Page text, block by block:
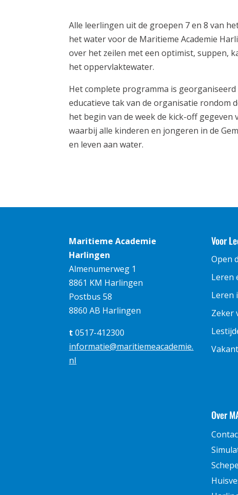
Alle leerlingen uit de groepen 7 en 8 van
het water voor de Maritieme Academie
over het zeilen met een optimist, suppen,
het oppervlaktewater.
Het complete programma is
educatieve tak van de organisatie rondom
het begin van de week de kick-off
waarbij alle kinderen en jongeren in de
en leven aan water.
Maritieme Academie
Harlingen
Almenumerweg 1
8861 KM Harlingen
Postbus 58
8860 AB Harlingen
t 0517-412300
informatie@maritiemeacademie.
nl
Voor
Open
Leren
Leren
Zeker
Over